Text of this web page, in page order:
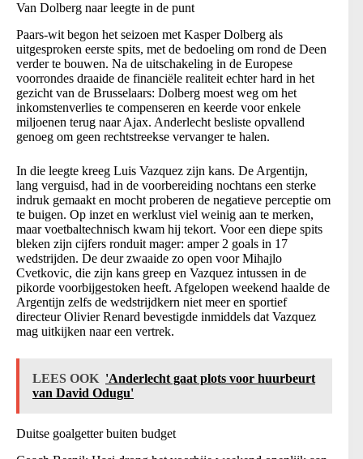
Van Dolberg naar leegte in de punt
Paars-wit begon het seizoen met Kasper Dolberg als
uitgesproken eerste spits, met de bedoeling om rond de Deen
verder te bouwen. Na de uitschakeling in de Europese
voorrondes draaide de financiële realiteit echter hard in het
gezicht van de Brusselaars: Dolberg moest weg om het
inkomstenverlies te compenseren en keerde voor enkele
miljoenen terug naar Ajax. Anderlecht besliste opvallend
genoeg om geen rechtstreekse vervanger te halen.
In die leegte kreeg Luis Vazquez zijn kans. De Argentijn,
lang verguisd, had in de voorbereiding nochtans een sterke
indruk gemaakt en mocht proberen de negatieve perceptie om
te buigen. Op inzet en werklust viel weinig aan te merken,
maar voetbaltechnisch kwam hij tekort. Voor een diepe spits
bleken zijn cijfers ronduit mager: amper 2 goals in 17
wedstrijden. De deur zwaaide zo open voor Mihajlo
Cvetkovic, die zijn kans greep en Vazquez intussen in de
pikorde voorbijgestoken heeft. Afgelopen weekend haalde de
Argentijn zelfs de wedstrijdkern niet meer en sportief
directeur Olivier Renard bevestigde inmiddels dat Vazquez
mag uitkijken naar een vertrek.
LEES OOK 'Anderlecht gaat plots voor huurbeurt
van David Odugu'
Duitse goalgetter buiten budget